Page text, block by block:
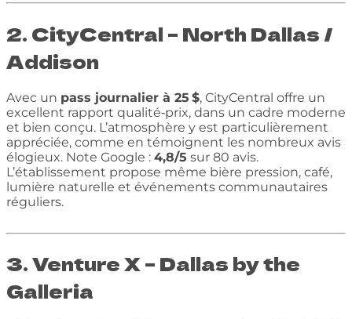
2. CityCentral – North Dallas /
Addison
Avec un pass journalier à 25 $, CityCentral offre un
excellent rapport qualité‑prix, dans un cadre moderne
et bien conçu. L’atmosphère y est particulièrement
appréciée, comme en témoignent les nombreux avis
élogieux. Note Google : 4,8/5 sur 80 avis.
L’établissement propose même bière pression, café,
lumière naturelle et événements communautaires
réguliers.
3. Venture X – Dallas by the
Galleria